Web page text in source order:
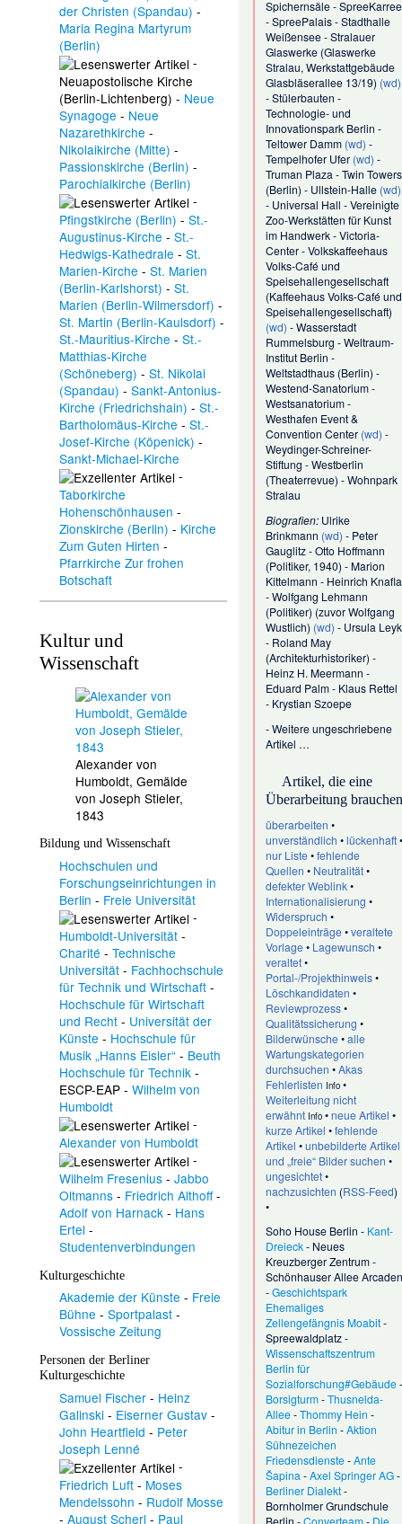
der Christen (Spandau) -
Maria Regina Martyrum
(Berlin)
-
Neuapostolische Kirche
(Berlin-Lichtenberg) - Neue
Synagoge - Neue
Nazarethkirche -
Nikolaikirche (Mitte) -
Passionskirche (Berlin) -
Parochialkirche (Berlin)
-
Pfingstkirche (Berlin) - St.-
Augustinus-Kirche - St.-
Hedwigs-Kathedrale - St.
Marien-Kirche - St. Marien
(Berlin-Karlshorst) - St.
Marien (Berlin-Wilmersdorf) -
St. Martin (Berlin-Kaulsdorf) -
St.-Mauritius-Kirche - St.-
Matthias-Kirche
(Schöneberg) - St. Nikolai
(Spandau) - Sankt-Antonius-
Kirche (Friedrichshain) - St.-
Bartholomäus-Kirche - St.-
Josef-Kirche (Köpenick) -
Sankt-Michael-Kirche
-
Taborkirche
Hohenschönhausen -
Zionskirche (Berlin) - Kirche
Zum Guten Hirten -
Pfarrkirche Zur frohen
Botschaft
Kultur und
Wissenschaft
Alexander von
Humboldt, Gemälde
von Joseph Stieler,
1843
Bildung und Wissenschaft
Hochschulen und
Forschungseinrichtungen in
Berlin - Freie Universität
-
Humboldt-Universität-
Charité - Technische
Universität- Fachhochschule
für Technik und Wirtschaft-
Hochschule für Wirtschaft
und Recht- Universität der
Künste - Hochschule für
Musik „Hanns Eisler“ - Beuth
Hochschule für Technik-
ESCP-EAP- Wilhelm von
Humboldt
-
Alexander von Humboldt
-
Wilhelm Fresenius- Jabbo
Oltmanns- Friedrich Althoff-
Adolf von Harnack- Hans
Ertel -
Studentenverbindungen
Kulturgeschichte
Akademie der Künste - Freie
Bühne - Sportpalast-
Vossische Zeitung
Personen der Berliner
Kulturgeschichte
Samuel Fischer- Heinz
Galinski- Eiserner Gustav-
John Heartfield - Peter
Joseph Lenné
-
Friedrich Luft- Moses
Mendelssohn - Rudolf Mosse
- August Scherl - Paul
Spichernsäle-SpreeKarree
-SpreePalais-Stadthalle
Weißensee-Stralauer
Glaswerke(Glaswerke
Stralau, Werkstattgebäude
Glasbläserallee 13/19) (wd)
-Stülerbauten -
Technologie- und
Innovationspark Berlin -
Teltower Damm (wd) -
Tempelhofer Ufer (wd) -
Truman Plaza -Twin Towers
(Berlin) - Ullstein-Halle (wd)
- Universal Hall -Vereinigte
Zoo-Werkstätten für Kunst
im Handwerk-Victoria-
Center-Volkskaffeehaus
Volks-Café und
Speisehallengesellschaft
(Kaffeehaus Volks-Café und
Speisehallengesellschaft)
(wd) -Wasserstadt
Rummelsburg -Weltraum-
Institut Berlin -
Weltstadthaus (Berlin) -
Westend-Sanatorium-
Westsanatorium-
Westhafen Event &
Convention Center (wd) -
Weydinger-Schreiner-
Stiftung -Westberlin
(Theaterrevue) -Wohnpark
Stralau
Biografien: Ulrike
Brinkmann (wd) - Peter
Gauglitz-Otto Hoffmann
(Politiker, 1940) - Marion
Kittelmann - Heinrich Knafla
-Wolfgang Lehmann
(Politiker) (zuvorWolfgang
Wustlich) (wd) - Ursula Leyk
- Roland May
(Architekturhistoriker) -
Heinz H. Meermann -
Eduard Palm- Klaus Rettel
- Krystian Szoepe
-Weitere ungeschriebene
Artikel …
Artikel, die eine
Überarbeitung brauchen
überarbeiten •
unverständlich •lückenhaft•
nur Liste•fehlende
Quellen • Neutralität•
defekter Weblink•
Internationalisierung •
Widerspruch •
Doppeleinträge•veraltete
Vorlage• Lagewunsch •
veraltet•
Portal-/Projekthinweis•
Löschkandidaten •
Reviewprozess•
Qualitätssicherung •
Bilderwünsche•alle
Wartungskategorien
durchsuchen •Akas
Fehlerlisten Info•
Weiterleitung nicht
erwähnt Info•neue Artikel •
kurze Artikel •fehlende
Artikel •unbebilderte Artikel
und „freie“ Bilder suchen •
ungesichtet•
nachzusichten (RSS-Feed)
•
Soho House Berlin - Kant-
Dreieck- Neues
Kreuzberger Zentrum-
Schönhauser Allee Arcaden
-Geschichtspark
Ehemaliges
Zellengefängnis Moabit-
Spreewaldplatz-
Wissenschaftszentrum
Berlin für
Sozialforschung#Gebäude-
Borsigturm-Thusnelda-
Allee-Thommy Hein -
Abitur in Berlin -Aktion
Sühnezeichen
Friedensdienste-Ante
Šapina-Axel Springer AG-
Berliner Dialekt-
Bornholmer Grundschule